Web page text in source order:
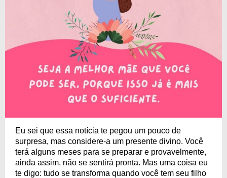
Eu sei que essa notícia te pegou um pouco de
surpresa, mas considere-a um presente divino. Você
terá alguns meses para se preparar e provavelmente,
ainda assim, não se sentirá pronta. Mas uma coisa eu
te digo: tudo se transforma quando você tem seu filho